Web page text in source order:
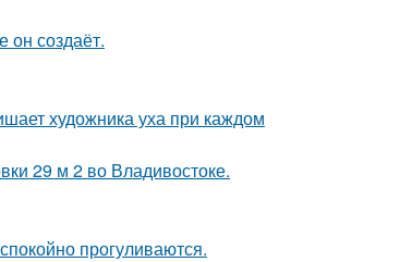
создаёт.
художника уха при каждом
29 м 2 во Владивостоке.
прогуливаются.